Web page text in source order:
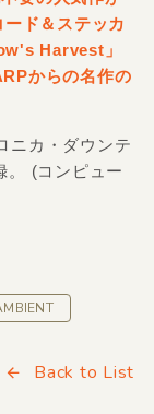
ド＆ステッカ
Harvest」
からの名作の
ニカ・ダウンテ
。 (コンピュー
Back to List